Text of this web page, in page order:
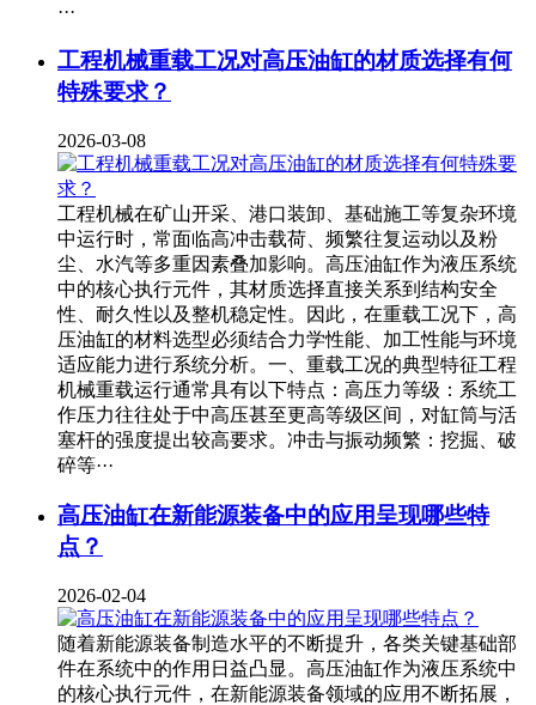
···
工程机械重载工况对高压油缸的材质选择有何
特殊要求？
2026-03-08
工程机械在矿山开采、港口装卸、基础施工等复杂环境
中运行时，常面临高冲击载荷、频繁往复运动以及粉
尘、水汽等多重因素叠加影响。高压油缸作为液压系统
中的核心执行元件，其材质选择直接关系到结构安全
性、耐久性以及整机稳定性。因此，在重载工况下，高
压油缸的材料选型必须结合力学性能、加工性能与环境
适应能力进行系统分析。一、重载工况的典型特征工程
机械重载运行通常具有以下特点：高压力等级：系统工
作压力往往处于中高压甚至更高等级区间，对缸筒与活
塞杆的强度提出较高要求。冲击与振动频繁：挖掘、破
碎等···
高压油缸在新能源装备中的应用呈现哪些特
点？
2026-02-04
随着新能源装备制造水平的不断提升，各类关键基础部
件在系统中的作用日益凸显。高压油缸作为液压系统中
的核心执行元件，在新能源装备领域的应用不断拓展，